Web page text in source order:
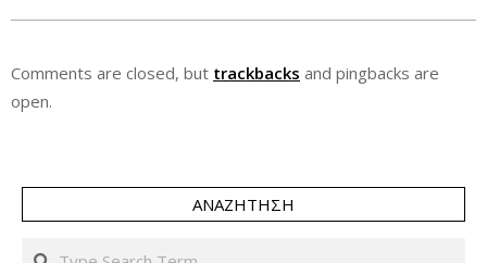
Comments are closed, but trackbacks and pingbacks are
open.
ΑΝΑΖΉΤΗΣΗ
Search